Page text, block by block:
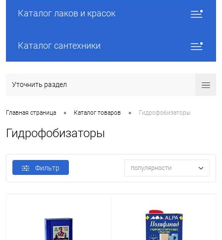
Каталог лаков и красок
Каталог сантехники
Уточнить раздел
Главная страница • Каталог товаров • Гидрофобизаторы
Гидрофобизаторы
Фильтр популярности